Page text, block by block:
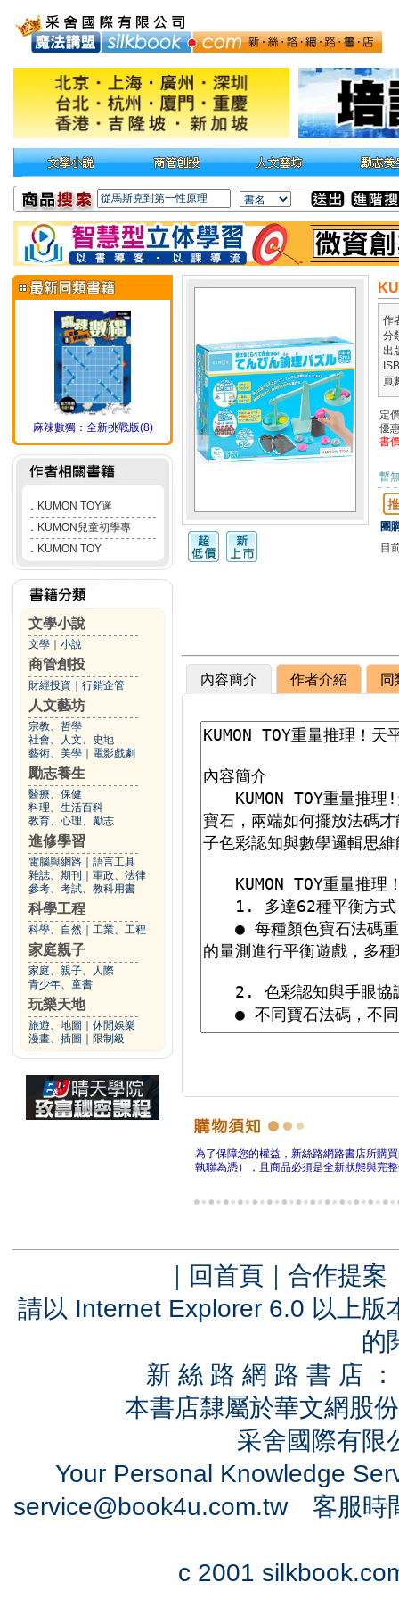
麻辣數獨：全新挑戰版(8)
． KUMON TOY邏
． KUMON兒童初學專
． KUMON TOY
文學小說
文學 小說
商管創投
財經投資 行銷企管
人文藝坊
宗教、哲學
社會、人文、史地
藝術、美學
電影戲劇
勵志養生
醫療、保健
料理、生活百科
教育、心理、勵志
進修學習
電腦與網路
語言工具
雜誌、期刊
軍政、法律
參考、考試、教科用書
科學工程
科學、自然 工業、工程
家庭親子
家庭、親子、人際
青少年、童書
玩樂天地
旅遊、地圖
休閒娛樂
漫畫、插圖
限制級
作
分
出
頁
定
優
書
暫
團
目
內容簡介 作者介紹 同
為了保障您的權益，新絲路網路書店所購
執聯為憑），且商品必須是全新狀態與完
｜ 回首頁 ｜ 合作提案
請以 Internet Explorer 6.0 以上
的
新 絲 路 網 路 書 店
本書店隸屬於華文網股
采舍國際有
Your Personal Knowledge
service@book4u.com.tw客服時
c 2001